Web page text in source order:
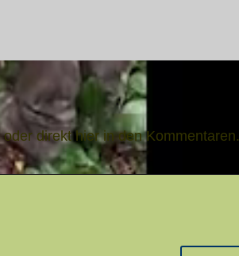
direkt hier in den Kommentaren.